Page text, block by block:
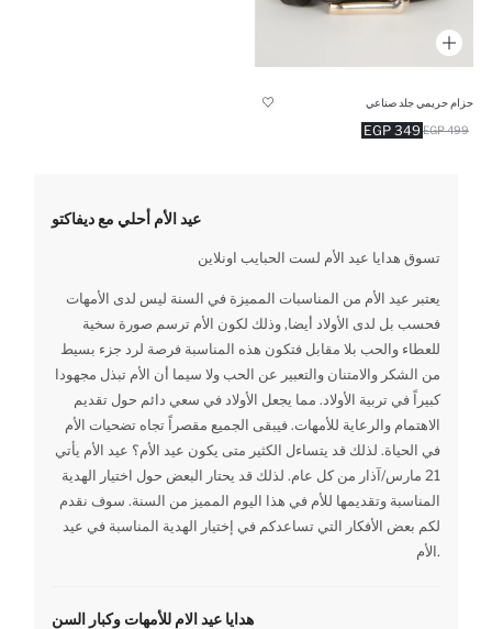
حزام حريمي جلد صناعي
349 EGP 499 EGP
عيد الأم أحلي مع ديفاكتو
تسوق هدايا عيد الأم لست الحبايب اونلاين
يعتبر عيد الأم من المناسبات المميزة في السنة ليس لدى الأمهات
فحسب بل لدى الأولاد أيضا, وذلك لكون الأم ترسم صورة سخية
للعطاء والحب بلا مقابل فتكون هذه المناسبة فرصة لرد جزء بسيط
من الشكر والامتنان والتعبير عن الحب ولا سيما أن الأم تبذل مجهودا
كبيراً في تربية الأولاد. مما يجعل الأولاد في سعي دائم حول تقديم
الاهتمام والرعاية للأمهات. فيبقى الجميع مقصراً تجاه تضحيات الأم
في الحياة. لذلك قد يتساءل الكثير متى يكون عيد الأم؟ عيد الأم يأتي
21 مارس/آذار من كل عام. لذلك قد يحتار البعض حول اختيار الهدية
المناسبة وتقديمها للأم في هذا اليوم المميز من السنة. سوف نقدم
لكم بعض الأفكار التي تساعدكم في إختيار الهدية المناسبة في عيد
الأم.
هدايا عيد الام للأمهات وكبار السن